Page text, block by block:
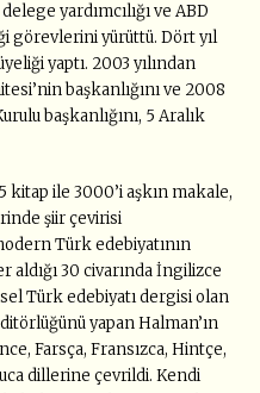
yardımcılığı ve ABD
görevlerini yürüttü. Dört yıl
yaptı. 2003 yılından
başkanlığını ve 2008
başkanlığını, 5 Aralık
ile 3000’i aşkın makale,
şiir çevirisi
Türk edebiyatının
30 civarında İngilizce
Türk edebiyatı dergisi olan
yapan Halman’ın
Farsça, Fransızca, Hintçe,
dillerine çevrildi. Kendi